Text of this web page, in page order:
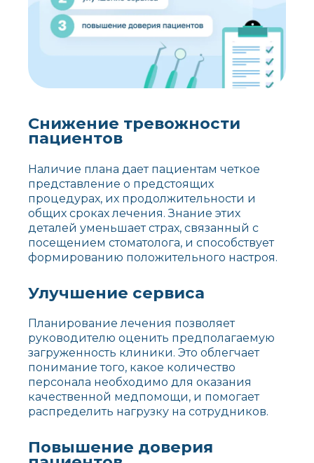
Снижение тревожности
пациентов
Наличие плана дает пациентам четкое
представление о предстоящих
процедурах, их продолжительности и
общих сроках лечения. Знание этих
деталей уменьшает страх, связанный с
посещением стоматолога, и способствует
формированию положительного настроя.
Улучшение сервиса
Планирование лечения позволяет
руководителю оценить предполагаемую
загруженность клиники. Это облегчает
понимание того, какое количество
персонала необходимо для оказания
качественной медпомощи, и помогает
распределить нагрузку на сотрудников.
Повышение доверия